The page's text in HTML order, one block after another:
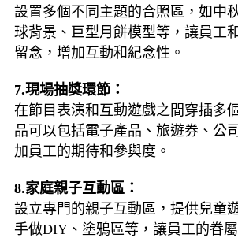
設置多個不同主題的合照區，如中
球背景、巨型月餅模型等，讓員工
留念，增加互動和紀念性。
7.現場抽獎環節：
在節目表演和互動遊戲之間穿插多
品可以包括電子產品、旅遊券、公
加員工的期待和參與度。
8.家庭親子互動區：
設立專門的親子互動區，提供兒童
手做DIY、塗鴉區等，讓員工的眷